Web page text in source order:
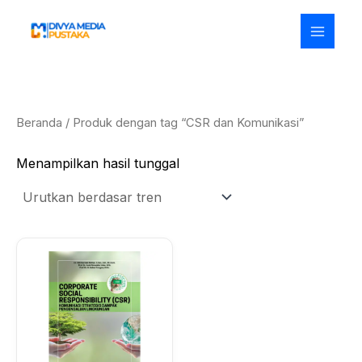
Beranda / Produk dengan tag “CSR dan Komunikasi”
Menampilkan hasil tunggal